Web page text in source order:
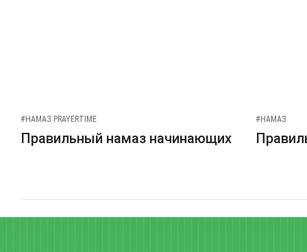
#НАМАЗ PRAYERTIME
Правильный намаз начинающих
#НАМАЗ